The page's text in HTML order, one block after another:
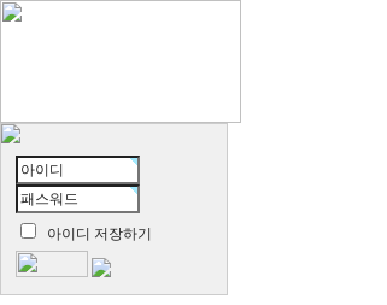
아이디 저장하기